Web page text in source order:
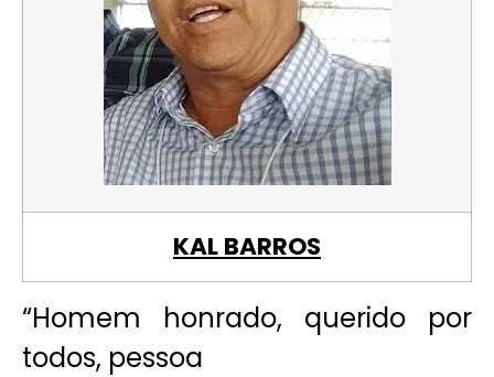
KAL BARROS
“Homem honrado, querido por
todos, pessoa